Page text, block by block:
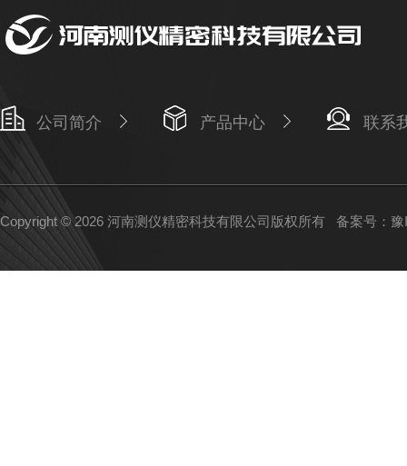
公司简介 产品中心 联系
Copyright © 2026 河南测仪精密科技有限公司版权所有 备案号：